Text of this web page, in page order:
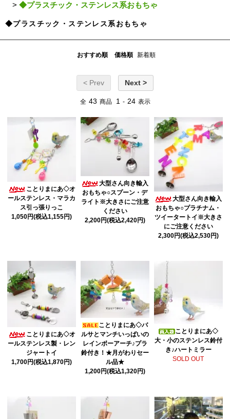
> ◆プラスチック・ステンレス系おもちゃ
◆プラスチック・ステンレス系おもちゃ
おすすめ順 価格順 新着順
< Prev Next >
全 43 商品 1 - 24 表示
ことりまにあ◇オ
ールステンレス・マラカ
ス引っ張りっこ
1,050円(税込1,155円)
大型さん向き輸入
おもちゃ○スプーン・デ
ライト※大きさにご注意
ください
2,200円(税込2,420円)
大型さん向き輸入
おもちゃ○プラチナム・
ツイータートイ※大きさ
にご注意ください
2,300円(税込2,530円)
ことりまにあ◇オ
ールステンレス製・レン
ジャートイ
1,700円(税込1,870円)
ことりまにあ◇バ
ルサとマンチいっぱいの
レインボーアーチ♪プラ
鈴付き！★月がわりセー
ル品★
1,200円(税込1,320円)
ことりまにあ◇
大・小のステンレス鈴付
き♪ハートミラー
SOLD OUT